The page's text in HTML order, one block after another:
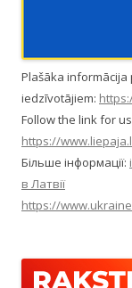
Plašāka
iedzīvotājiem:
Follow the link for
https://
Більше інформації:
в Латвії
https://